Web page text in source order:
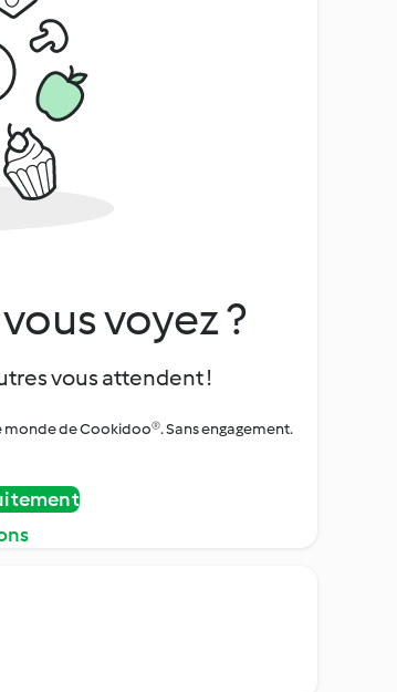
voyez ?
vous attendent !
monde de Cookidoo®. Sans engagement.